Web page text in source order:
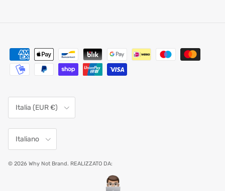
Italia (EUR €)
Italiano
© 2026 Why Not Brand. REALIZZATO DA: